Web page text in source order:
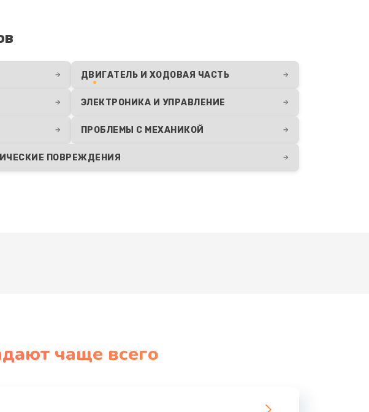
ДВИГАТЕЛЬ И ХОДОВАЯ ЧАСТЬ
ЭЛЕКТРОНИКА И УПРАВЛЕНИЕ
ПРОБЛЕМЫ С МЕХАНИКОЙ
ПОВРЕЖДЕНИЯ
чаще всего